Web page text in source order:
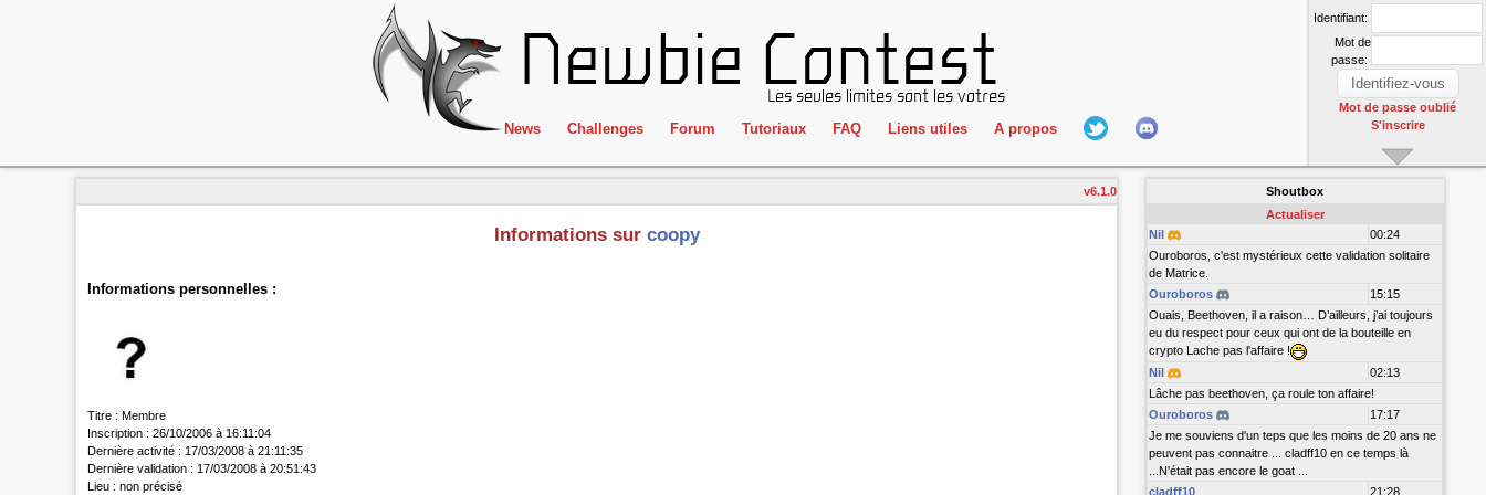
News Challenges
ClientSide
Forensics
Forum Tutoriaux FAQ Liens utiles
IRC
Newbie Connect
A propos
L'équipe
Hall Of Fame
Identifiant:
Mot de
passe:
Mot de passe oublié
S'inscrire
v6.1.0
Informations sur coopy
Informations personnelles :
Titre : Membre
Inscription : 26/10/2006 à 16:11:04
Dernière activité : 17/03/2008 à 21:11:35
Dernière validation : 17/03/2008 à 20:51:43
Lieu : non précisé
Shoutbox
Actualiser
Nil
00:24
Ouroboros, c'est mystérieux cette validation solitaire
de Matrice.
Ouroboros
15:15
Ouais, Beethoven, il a raison… D’ailleurs, j’ai toujours
eu du respect pour ceux qui ont de la bouteille en
crypto Lache pas l'affaire !
Nil
02:13
Lâche pas beethoven, ça roule ton affaire!
Ouroboros
17:17
Je me souviens d'un teps que les moins de 20 ans ne
peuvent pas connaitre ... cladff10 en ce temps là
...N'était pas encore le goat ...
cladff10
21:28